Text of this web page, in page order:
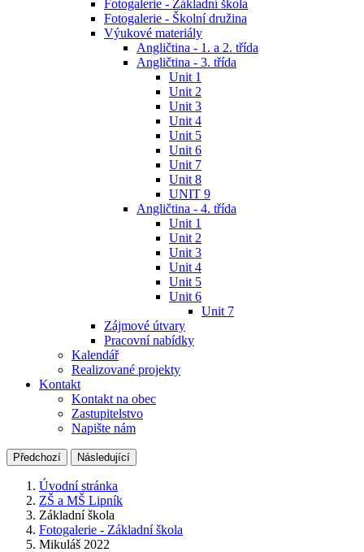
Fotogalerie - Základní škola
Fotogalerie - Školní družina
Výukové materiály
Angličtina - 1. a 2. třída
Angličtina - 3. třída
Unit 1
Unit 2
Unit 3
Unit 4
Unit 5
Unit 6
Unit 7
Unit 8
UNIT 9
Angličtina - 4. třída
Unit 1
Unit 2
Unit 3
Unit 4
Unit 5
Unit 6
Unit 7
Zájmové útvary
Pracovní nabídky
Kalendář
Realizované projekty
Kontakt
Kontakt na obec
Zastupitelstvo
Napište nám
Předchozí Následující
Úvodní stránka
ZŠ a MŠ Lipník
Základní škola
Fotogalerie - Základní škola
Mikuláš 2022